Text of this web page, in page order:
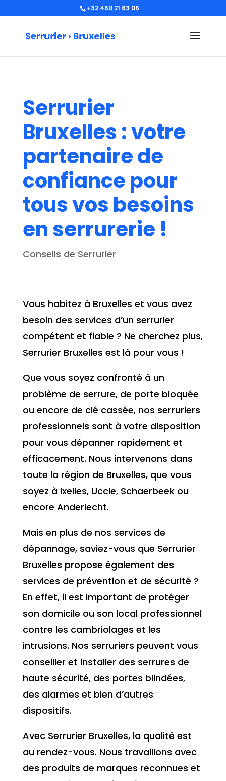
+32 460 21 63 06
Serrurier
Bruxelles : votre
partenaire de
confiance pour
tous vos besoins
en serrurerie !
Conseils de Serrurier
Vous habitez à Bruxelles et vous avez
besoin des services d’un serrurier
compétent et fiable ? Ne cherchez plus,
Serrurier Bruxelles est là pour vous !
Que vous soyez confronté à un
problème de serrure, de porte bloquée
ou encore de clé cassée, nos serruriers
professionnels sont à votre disposition
pour vous dépanner rapidement et
efficacement. Nous intervenons dans
toute la région de Bruxelles, que vous
soyez à Ixelles, Uccle, Schaerbeek ou
encore Anderlecht.
Mais en plus de nos services de
dépannage, saviez-vous que Serrurier
Bruxelles propose également des
services de prévention et de sécurité ?
En effet, il est important de protéger
son domicile ou son local professionnel
contre les cambriolages et les
intrusions. Nos serruriers peuvent vous
conseiller et installer des serrures de
haute sécurité, des portes blindées,
des alarmes et bien d’autres
dispositifs.
Avec Serrurier Bruxelles, la qualité est
au rendez-vous. Nous travaillons avec
des produits de marques reconnues et